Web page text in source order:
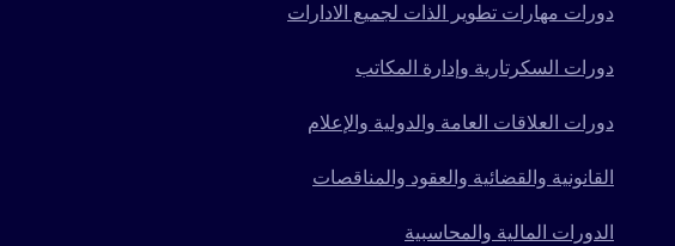
دورات مهارات تطوير الذات لجميع الادارات
دورات السكرتارية وإدارة المكاتب
دورات العلاقات العامة والدولية والإعلام
القانونية والقضائية والعقود والمناقصات
الدورات المالية والمحاسبية